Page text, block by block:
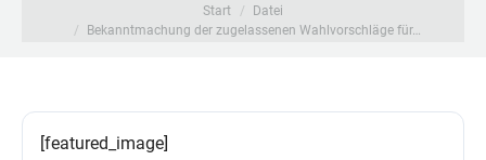
Start
Datei
Bekanntmachung der zugelassenen Wahlvorschläge für…
[featured_image]